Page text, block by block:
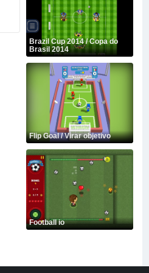
Brazil Cup 2014 / Copa do
Brasil 2014
Flip Goal / Virar objetivo
Football io